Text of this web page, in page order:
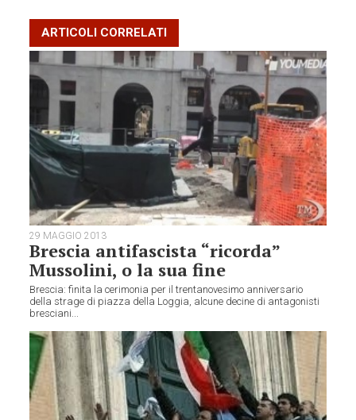
ARTICOLI CORRELATI
29 MAGGIO 2013
Brescia antifascista “ricorda”
Mussolini, o la sua fine
Brescia: finita la cerimonia per il trentanovesimo anniversario
della strage di piazza della Loggia, alcune decine di antagonisti
bresciani...